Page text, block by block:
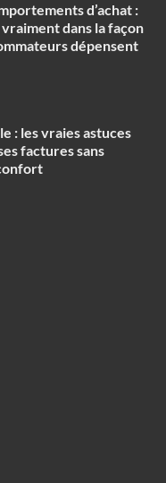
d’achat :
dans la façon
dépensent
: les vraies astuces
factures sans